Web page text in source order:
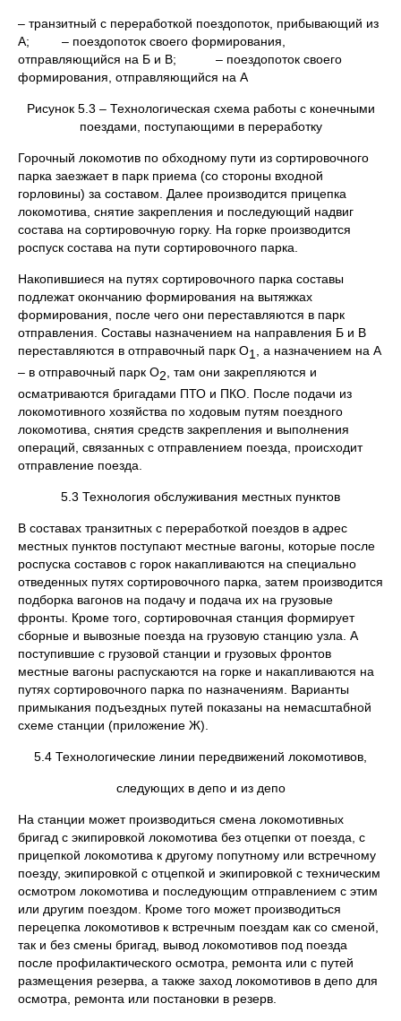
– транзитный с переработкой поездопоток, прибывающий из
А; – поездопоток своего формирования,
отправляющийся на Б и В; – поездопоток своего
формирования, отправляющийся на А
Рисунок 5.3 – Технологическая схема работы с конечными
поездами, поступающими в переработку
Горочный локомотив по обходному пути из сортировочного
парка заезжает в парк приема (со стороны входной
горловины) за составом. Далее производится прицепка
локомотива, снятие закрепления и последующий надвиг
состава на сортировочную горку. На горке производится
роспуск состава на пути сортировочного парка.
Накопившиеся на путях сортировочного парка составы
подлежат окончанию формирования на вытяжках
формирования, после чего они переставляются в парк
отправления. Составы назначением на направления Б и В
переставляются в отправочный парк О1 , а назначением на А
– в отправочный парк О2 , там они закрепляются и
осматриваются бригадами ПТО и ПКО. После подачи из
локомотивного хозяйства по ходовым путям поездного
локомотива, снятия средств закрепления и выполнения
операций, связанных с отправлением поезда, происходит
отправление поезда.
5.3 Технология обслуживания местных пунктов
В составах транзитных с переработкой поездов в адрес
местных пунктов поступают местные вагоны, которые после
роспуска составов с горок накапливаются на специально
отведенных путях сортировочного парка, затем производится
подборка вагонов на подачу и подача их на грузовые
фронты. Кроме того, сортировочная станция формирует
сборные и вывозные поезда на грузовую станцию узла. А
поступившие с грузовой станции и грузовых фронтов
местные вагоны распускаются на горке и накапливаются на
путях сортировочного парка по назначениям. Варианты
примыкания подъездных путей показаны на немасштабной
схеме станции (приложение Ж).
5.4 Технологические линии передвижений локомотивов,
следующих в депо и из депо
На станции может производиться смена локомотивных
бригад с экипировкой локомотива без отцепки от поезда, с
прицепкой локомотива к другому попутному или встречному
поезду, экипировкой с отцепкой и экипировкой с техническим
осмотром локомотива и последующим отправлением с этим
или другим поездом. Кроме того может производиться
перецепка локомотивов к встречным поездам как со сменой,
так и без смены бригад, вывод локомотивов под поезда
после профилактического осмотра, ремонта или с путей
размещения резерва, а также заход локомотивов в депо для
осмотра, ремонта или постановки в резерв.